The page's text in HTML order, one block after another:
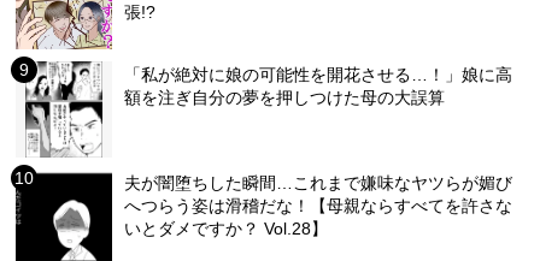
張!?
「私が絶対に娘の可能性を開花させる…！」娘に高
額を注ぎ自分の夢を押しつけた母の大誤算
夫が闇堕ちした瞬間…これまで嫌味なヤツらが媚び
へつらう姿は滑稽だな！【母親ならすべてを許さな
いとダメですか？ Vol.28】